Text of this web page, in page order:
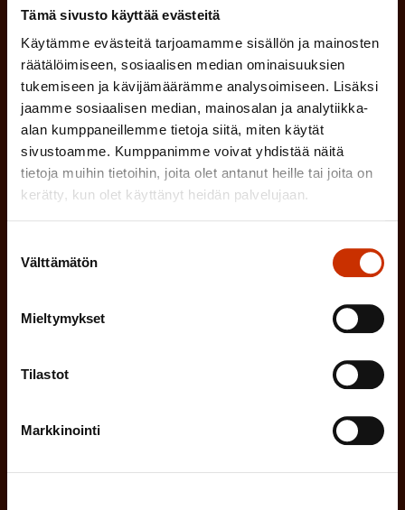
Tämä sivusto käyttää evästeitä
Käytämme evästeitä tarjoamamme sisällön ja mainosten
räätälöimiseen, sosiaalisen median ominaisuuksien
tukemiseen ja kävijämäärämme analysoimiseen. Lisäksi
jaamme sosiaalisen median, mainosalan ja analytiikka-
alan kumppaneillemme tietoja siitä, miten käytät
sivustoamme. Kumppanimme voivat yhdistää näitä
tietoja muihin tietoihin, joita olet antanut heille tai joita on
kerätty, kun olet käyttänyt heidän palvelujaan.
valinta
Välttämätön
Mieltymykset
Tilastot
Markkinointi
MUU KIINNOSTUS TYÖELÄMÄASIOIHIN
Millä kielellä haluat uutiskirjeesi(
P
a
k
o
SUOMI RUOTSI
Hyväksyn tietojeni tallentamisen ja käsittelyn
P
)